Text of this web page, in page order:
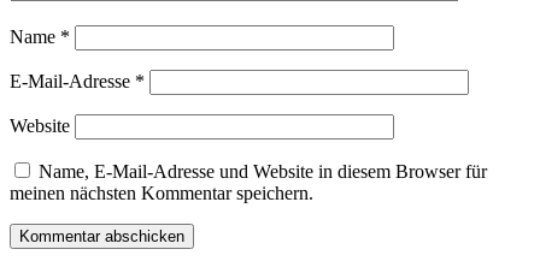
Name *
E-Mail-Adresse *
Website
Name, E-Mail-Adresse und Website in diesem Browser für
meinen nächsten Kommentar speichern.